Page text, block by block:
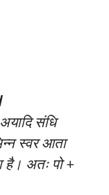
संधि
स्वर आता
है। अतः पो +